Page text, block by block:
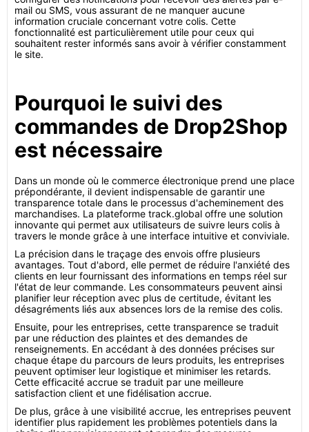
mail ou SMS, vous assurant de ne manquer aucune
information cruciale concernant votre colis. Cette
fonctionnalité est particulièrement utile pour ceux qui
souhaitent rester informés sans avoir à vérifier constamment
le site.
Pourquoi le suivi des
commandes de Drop2Shop
est nécessaire
Dans un monde où le commerce électronique prend une place
prépondérante, il devient indispensable de garantir une
transparence totale dans le processus d'acheminement des
marchandises. La plateforme track.global offre une solution
innovante qui permet aux utilisateurs de suivre leurs colis à
travers le monde grâce à une interface intuitive et conviviale.
La précision dans le traçage des envois offre plusieurs
avantages. Tout d'abord, elle permet de réduire l'anxiété des
clients en leur fournissant des informations en temps réel sur
l'état de leur commande. Les consommateurs peuvent ainsi
planifier leur réception avec plus de certitude, évitant les
désagréments liés aux absences lors de la remise des colis.
Ensuite, pour les entreprises, cette transparence se traduit
par une réduction des plaintes et des demandes de
renseignements. En accédant à des données précises sur
chaque étape du parcours de leurs produits, les entreprises
peuvent optimiser leur logistique et minimiser les retards.
Cette efficacité accrue se traduit par une meilleure
satisfaction client et une fidélisation accrue.
De plus, grâce à une visibilité accrue, les entreprises peuvent
identifier plus rapidement les problèmes potentiels dans la